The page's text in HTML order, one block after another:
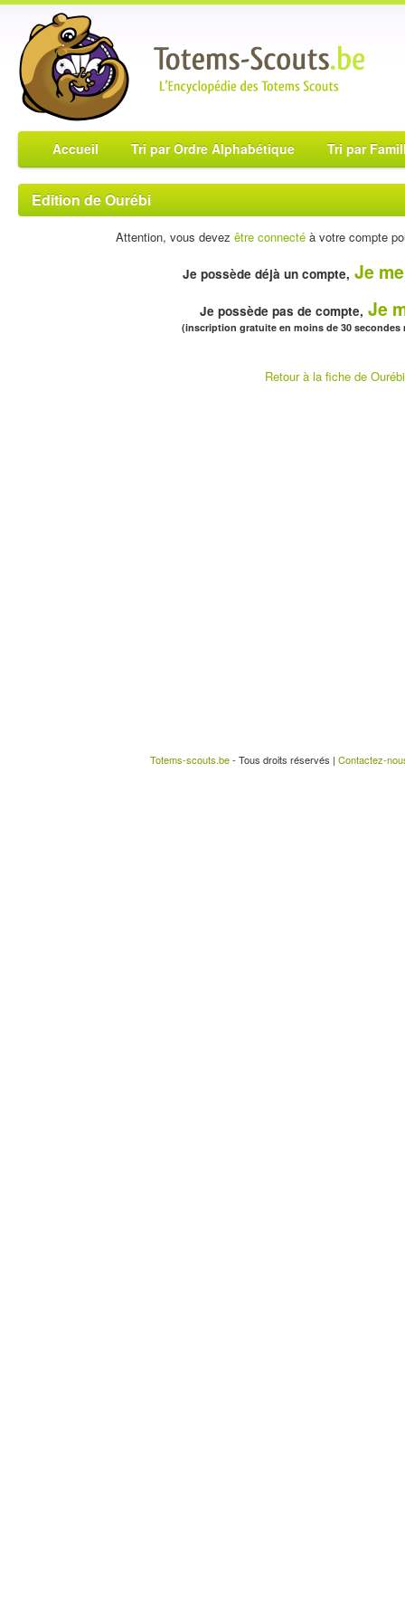
Accueil Tri par Ordre Alphabétique Tri par
Edition de Ourébi
Attention, vous devez être connectéà votre compte
Je possède déjà un compte, Je
Je possède pas de compte, Je
(inscription gratuite en moins de 30 secondes
Retour à la fiche de Ourébi
Totems-scouts.be- Tous droits réservés | Contactez-